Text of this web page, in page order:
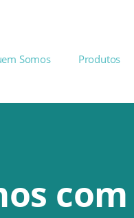
Somos Produtos